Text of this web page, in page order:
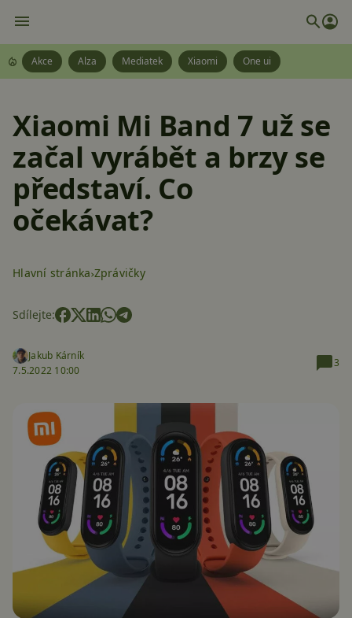
Akce Alza Mediatek Xiaomi One ui
Xiaomi Mi Band 7 už se
začal vyrábět a brzy se
představí. Co
očekávat?
Hlavní stránka Zprávičky
Sdílejte:
Jakub Kárník
7.5.2022 10:00
3